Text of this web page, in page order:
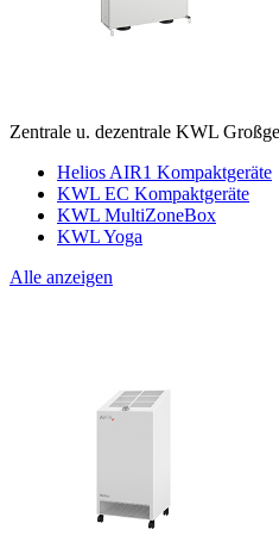
Zentrale u. dezentrale KWL
Helios AIR1 Kompaktgeräte
KWL EC Kompaktgeräte
KWL MultiZoneBox
KWL Yoga
Alle anzeigen